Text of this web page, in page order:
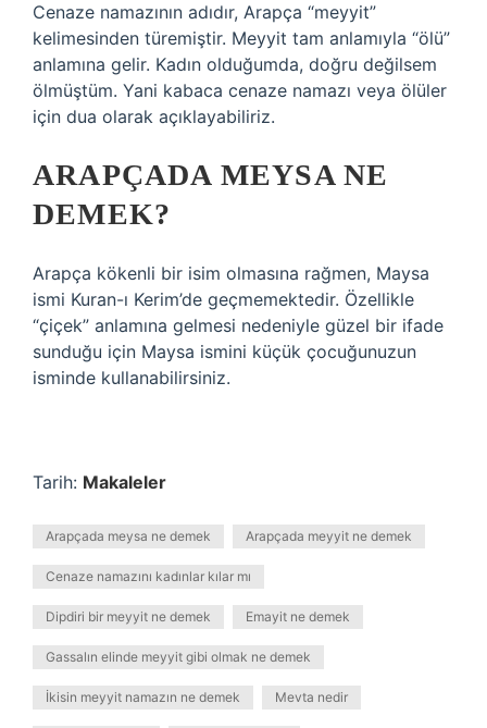
Cenaze namazının adıdır, Arapça “meyyit”
kelimesinden türemiştir. Meyyit tam anlamıyla “ölü”
anlamına gelir. Kadın olduğumda, doğru değilsem
ölmüştüm. Yani kabaca cenaze namazı veya ölüler
için dua olarak açıklayabiliriz.
ARAPÇADA MEYSA NE
DEMEK?
Arapça kökenli bir isim olmasına rağmen, Maysa
ismi Kuran-ı Kerim’de geçmemektedir. Özellikle
“çiçek” anlamına gelmesi nedeniyle güzel bir ifade
sunduğu için Maysa ismini küçük çocuğunuzun
isminde kullanabilirsiniz.
Tarih: Makaleler
Arapçada meysa ne demek Arapçada meyyit ne demek
Cenaze namazını kadınlar kılar mı
Dipdiri bir meyyit ne demek Emayit ne demek
Gassalın elinde meyyit gibi olmak ne demek
İkisin meyyit namazın ne demek Mevta nedir